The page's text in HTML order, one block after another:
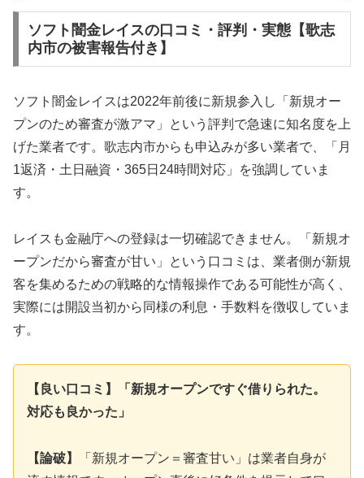
ソフト闇金レイスの口コミ・評判・実態【歌志
内市の被害報告付き】
ソフト闇金レイスは2022年前後に新規参入し「新規オー
プンのため審査が激アマ」という評判で急速に知名度を上
げた業者です。歌志内市からも申込みが多い業者で、「月
1返済・土日融資・365日24時間対応」を強調していま
す。
レイスも金融庁への登録は一切確認できません。「新規オ
ープンだから審査が甘い」という口コミは、業者側が新規
客を集めるための戦略的な情報操作である可能性が高く、
実際には開設当初から同様の利息・手数料を徴収していま
す。
【良い口コミ】「新規オープンですぐ借りられた。
対応も良かった」
【論破】
「新規オープン＝審査甘い」は業者自身が